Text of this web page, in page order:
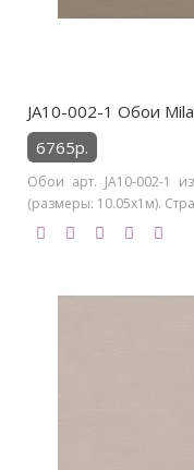
JA10-002-1 Обои
6765р.
Обои арт. JA10-002-1
(размеры: 10.05х1м).